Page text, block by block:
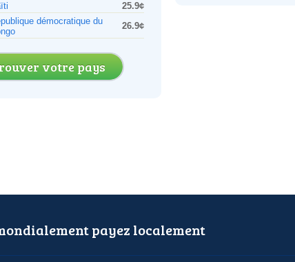
25.9¢
démocratique du
26.9¢
votre pays
payez localement